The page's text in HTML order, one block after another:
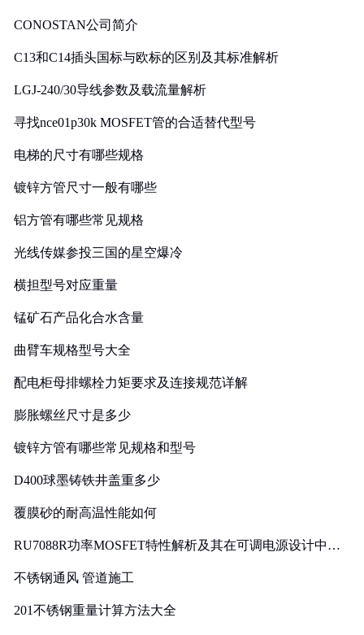
CONOSTAN公司简介
C13和C14插头国标与欧标的区别及其标准解析
LGJ-240/30导线参数及载流量解析
寻找nce01p30k MOSFET管的合适替代型号
电梯的尺寸有哪些规格
镀锌方管尺寸一般有哪些
铝方管有哪些常见规格
光线传媒参投三国的星空爆冷
横担型号对应重量
锰矿石产品化合水含量
曲臂车规格型号大全
配电柜母排螺栓力矩要求及连接规范详解
膨胀螺丝尺寸是多少
镀锌方管有哪些常见规格和型号
D400球墨铸铁井盖重多少
覆膜砂的耐高温性能如何
RU7088R功率MOSFET特性解析及其在可调电源设计中的
不锈钢通风 管道施工
201不锈钢重量计算方法大全